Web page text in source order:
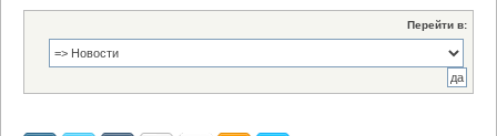
Перейти в: